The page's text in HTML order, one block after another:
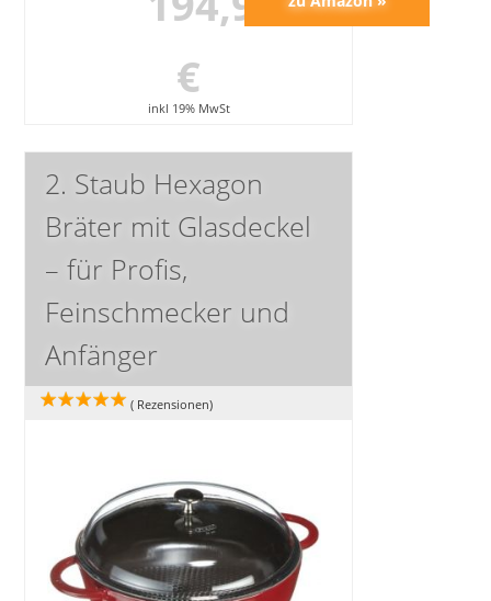
€
inkl 19% MwSt
2. Staub Hexagon
Bräter mit Glasdeckel
– für Profis,
Feinschmecker und
Anfänger
( Rezensionen)